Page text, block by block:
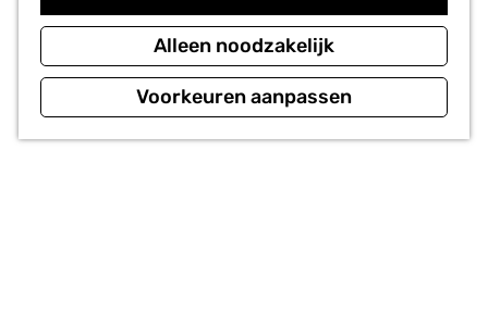
Alleen noodzakelijk
Voorkeuren aanpassen